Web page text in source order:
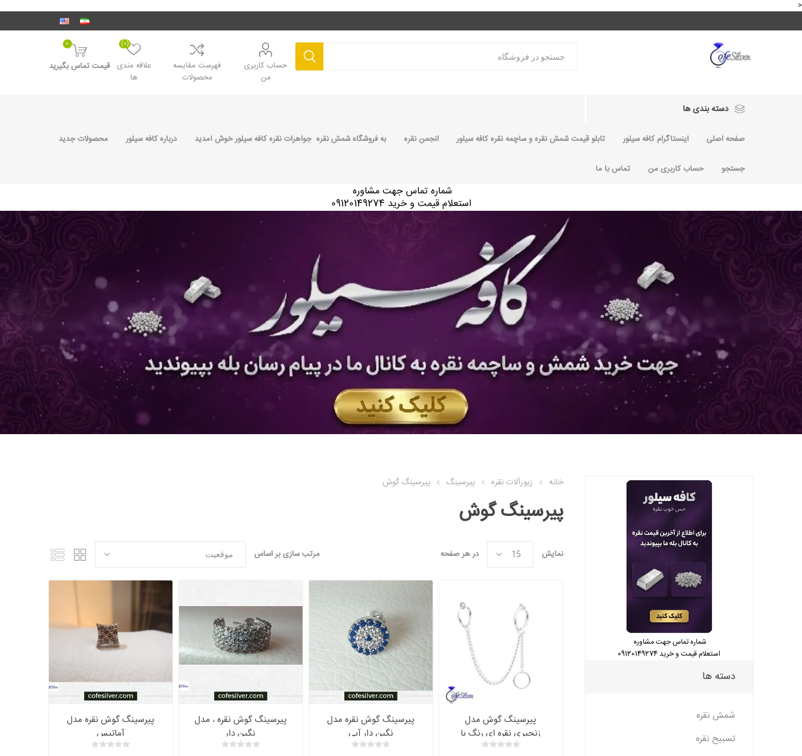
<
حساب کاربری
من
فهرست مقایسه
محصولات
علاقه مندی
ها
(0)
0
قیمت تماس بگیرید
دسته بندی ها
صفحه اصلی اینستاگرام کافه سیلور تابلو قیمت شمش نقره و ساچمه نقره کافه سیلور انجمن نقره به فروشگاه شمش نقره جواهرات نقره کافه سیلور خوش آمدید درباره کافه سیلور محصولات جدید
جستجو حساب کاربری من تماس با ما
شماره تماس جهت مشاوره
استعلام قیمت و خرید 09120149274
خانه زیورآلات نقره پیرسینگ پیرسینگ گوش
پیرسینگ گوش
مرتب سازی بر اساس نمایش در هر صفحه
پیرسینگ گوش مدل
زنجیری نقره ای رنگ با
جنس استیل
پیرسینگ گوش نقره مدل
نگین دار آبی
پیرسینگ گوش نقره ، مدل
نگین دار
پیرسینگ گوش نقره مدل
آماتیس
شماره تماس جهت مشاوره
استعلام قیمت و خرید 09120149274
دسته ها
شمش نقره
تسبیح نقره